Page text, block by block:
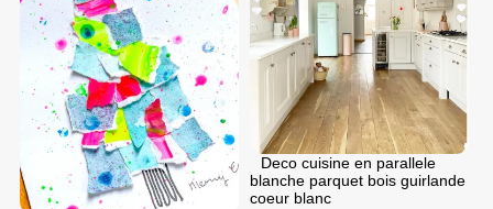
Deco cuisine en parallele
blanche parquet bois guirlande
coeur blanc